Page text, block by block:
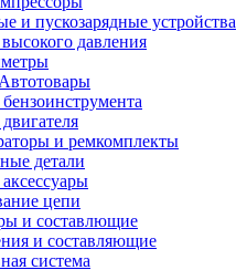
и пускозарядные устройства
давления
и ремкомплекты
детали
цепи
и составлющие
и составляющие
система